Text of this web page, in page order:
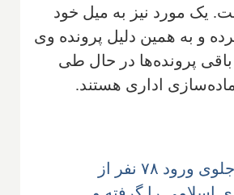
یک مورد نیز به میل خود
و به همین دلیل پرونده وی
باقی پرونده‌ها در حال طی
اداری هستند.
کانادا می‌گوید جلوی ورود ۷۸ نفر از